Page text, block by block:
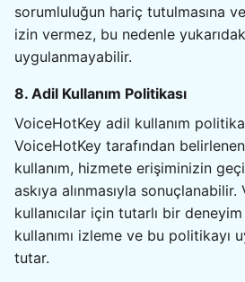
sorumluluğun hariç tutulmasına
izin vermez, bu nedenle
uygulanmayabilir.
8. Adil Kullanım Politikası
VoiceHotKey adil kullanım
VoiceHotKey tarafından
kullanım, hizmete erişiminizin
askıya alınmasıyla
kullanıcılar için tutarlı bir
kullanımı izleme ve bu politikayı
tutar.